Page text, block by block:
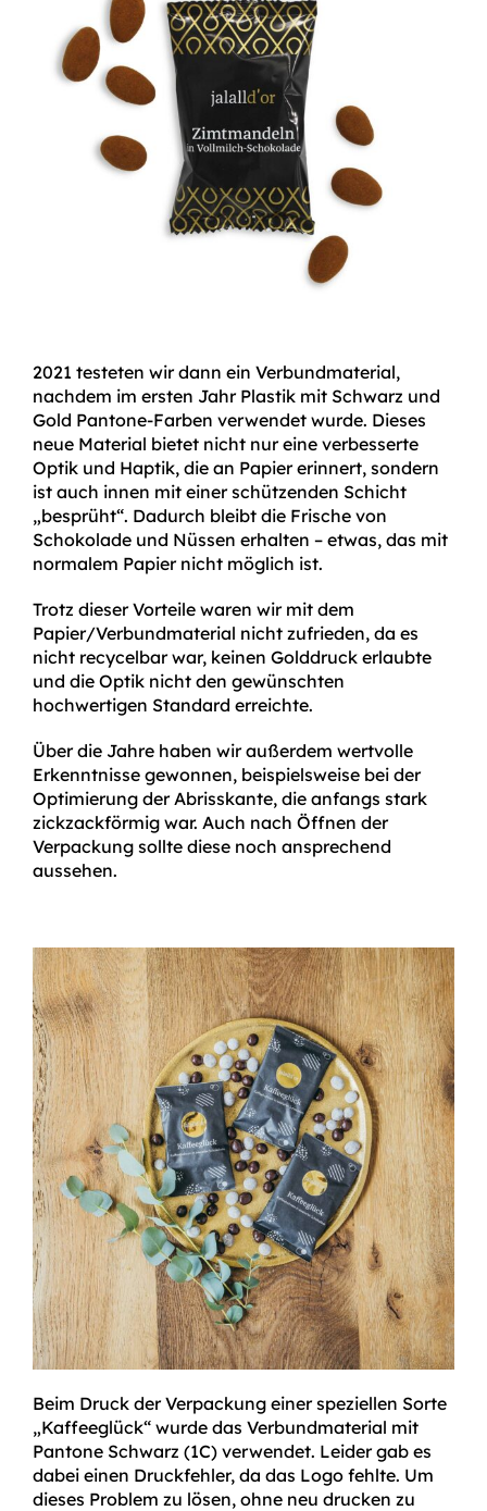
2021 testeten wir dann ein Verbundmaterial,
nachdem im ersten Jahr Plastik mit Schwarz und
Gold Pantone-Farben verwendet wurde. Dieses
neue Material bietet nicht nur eine verbesserte
Optik und Haptik, die an Papier erinnert, sondern
ist auch innen mit einer schützenden Schicht
„besprüht“. Dadurch bleibt die Frische von
Schokolade und Nüssen erhalten – etwas, das mit
normalem Papier nicht möglich ist.
Trotz dieser Vorteile waren wir mit dem
Papier/Verbundmaterial nicht zufrieden, da es
nicht recycelbar war, keinen Golddruck erlaubte
und die Optik nicht den gewünschten
hochwertigen Standard erreichte.
Über die Jahre haben wir außerdem wertvolle
Erkenntnisse gewonnen, beispielsweise bei der
Optimierung der Abrisskante, die anfangs stark
zickzackförmig war. Auch nach Öffnen der
Verpackung sollte diese noch ansprechend
aussehen.
Beim Druck der Verpackung einer speziellen Sorte
„Kaffeeglück“ wurde das Verbundmaterial mit
Pantone Schwarz (1C) verwendet. Leider gab es
dabei einen Druckfehler, da das Logo fehlte. Um
dieses Problem zu lösen, ohne neu drucken zu